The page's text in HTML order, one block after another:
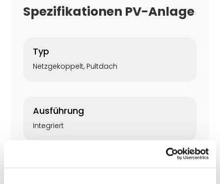
Spezifikationen PV-Anlage
Typ
Netzgekoppelt, Pultdach
Ausführung
Integriert